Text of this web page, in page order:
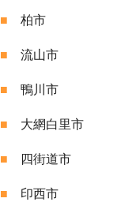
■ 柏市
■ 流山市
■ 鴨川市
■ 大網白里市
■ 四街道市
■ 印西市